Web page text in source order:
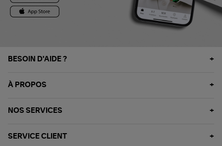
BESOIN D'AIDE ?
À PROPOS
NOS SERVICES
SERVICE CLIENT